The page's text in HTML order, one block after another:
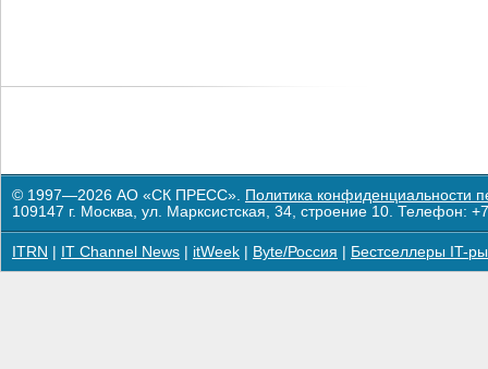
© 1997—2026 АО «СК ПРЕСС». Политика конфиденциальности
109147 г. Москва, ул. Марксистская, 34, строение 10. Телефон:
ITRN IT Channel News itWeek Byte/Россия Бестселлеры IT-